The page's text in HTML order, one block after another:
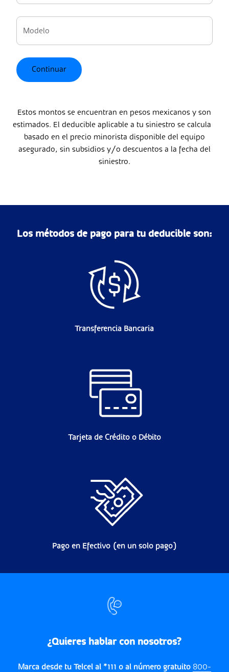
Modelo
Continuar
Estos montos se encuentran en pesos mexicanos y son
estimados. El deducible aplicable a tu siniestro se calcula
basado en el precio minorista disponible del equipo
asegurado, sin subsidios y/o descuentos a la fecha del
siniestro.
Los métodos de pago para tu deducible son:
Transferencia Bancaria
Tarjeta de Crédito o Débito
Pago en Efectivo (en un solo pago)
¿Quieres hablar con nosotros?
Marca desde tu Telcel al *111 o al número gratuito 800-